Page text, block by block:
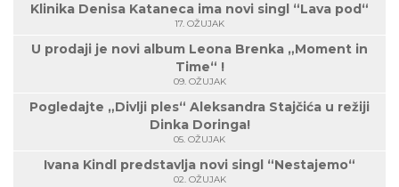
Klinika Denisa Kataneca ima novi singl “Lava pod“
17. OŽUJAK
U prodaji je novi album Leona Brenka „Moment in
Time“ !
09. OŽUJAK
Pogledajte „Divlji ples“ Aleksandra Stajčića u režiji
Dinka Doringa!
05. OŽUJAK
Ivana Kindl predstavlja novi singl “Nestajemo“
02. OŽUJAK